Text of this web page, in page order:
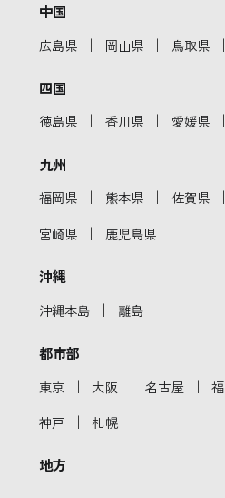
中国
広島県 ｜ 岡山県 ｜ 鳥取県 ｜
四国
徳島県 ｜ 香川県 ｜ 愛媛県 ｜
九州
福岡県 ｜ 熊本県 ｜ 佐賀県 ｜
宮崎県 ｜ 鹿児島県
沖縄
沖縄本島 ｜ 離島
都市部
東京 ｜ 大阪 ｜ 名古屋 ｜
神戸 ｜ 札幌
地方